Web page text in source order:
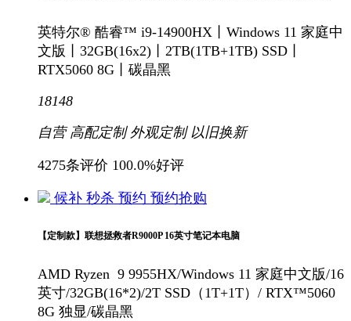
英特尔® 酷睿™ i9-14900HX丨Windows 11 家庭中
文版丨32GB(16x2)丨2TB(1TB+1TB) SSD丨
RTX5060 8G丨碳晶黑
18148
自营 高配定制 外观定制 以旧换新
4275条评价 100.0%好评
候补 秒杀 预约 预约抢购
【定制款】联想拯救者R9000P 16英寸笔记本电脑
AMD Ryzen 9 9955HX/Windows 11 家庭中文版/16
英寸/32GB(16*2)/2T SSD（1T+1T）/ RTX™5060
8G 独显/碳晶黑